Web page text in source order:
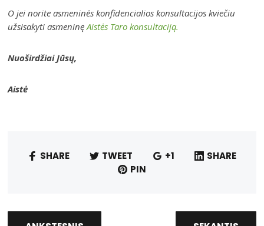
O jei norite asmeninės konfidencialios konsultacijos kviečiu
užsisakyti asmeninęAistės Taro konsultaciją.
Nuoširdžiai Jūsų,
Aistė
SHARE TWEET +1
SHARE
PIN